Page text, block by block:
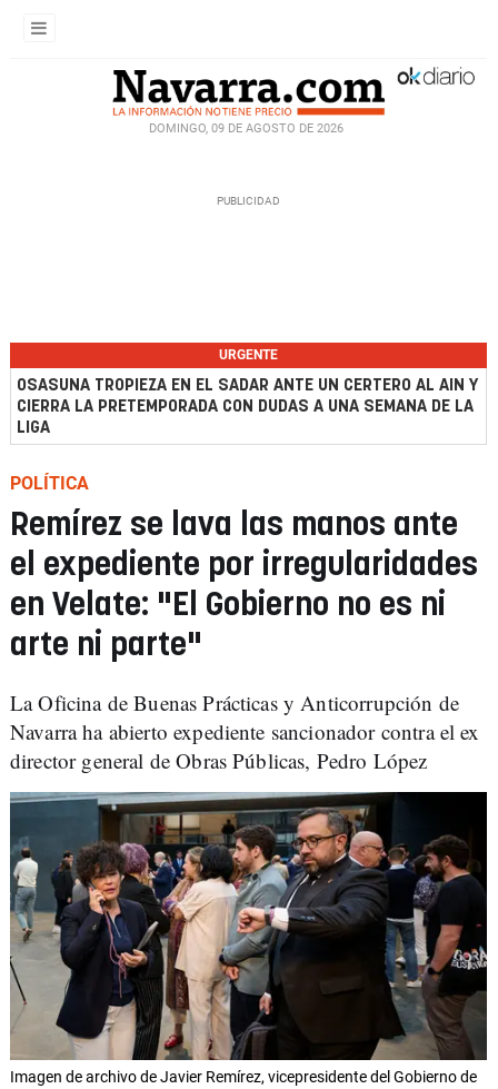
DOMINGO, 09 DE AGOSTO DE 2026
URGENTE
OSASUNA TROPIEZA EN EL SADAR ANTE UN CERTERO AL AIN Y
CIERRA LA PRETEMPORADA CON DUDAS A UNA SEMANA DE LA
LIGA
POLÍTICA
Remírez se lava las manos ante
el expediente por irregularidades
en Velate: "El Gobierno no es ni
arte ni parte"
La Oficina de Buenas Prácticas y Anticorrupción de
Navarra ha abierto expediente sancionador contra el ex
director general de Obras Públicas, Pedro López
Imagen de archivo de Javier Remírez, vicepresidente del Gobierno de